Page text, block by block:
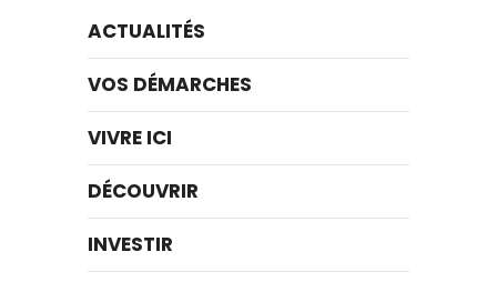
ACTUALITÉS
VOS DÉMARCHES
VIVRE ICI
DÉCOUVRIR
INVESTIR